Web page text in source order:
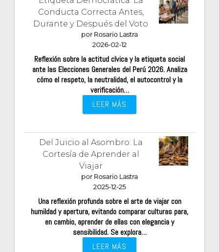
Conducta Correcta Antes,
Durante y Después del Voto
por Rosario Lastra
2026-02-12
Reflexión sobre la actitud cívica y la etiqueta social
ante las Elecciones Generales del Perú 2026. Analiza
cómo el respeto, la neutralidad, el autocontrol y la
verificación…
LEER MÁS
Del Juicio al Asombro: La
Cortesía de Aprender al
Viajar
por Rosario Lastra
2025-12-25
Una reflexión profunda sobre el arte de viajar con
humildad y apertura, evitando comparar culturas para,
en cambio, aprender de ellas con elegancia y
sensibilidad. Se explora…
LEER MÁS